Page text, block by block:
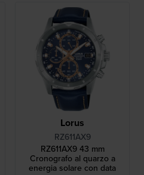
Lorus
RZ611AX9
RZ611AX9 43 mm
Cronografo al quarzo a
energia solare con data